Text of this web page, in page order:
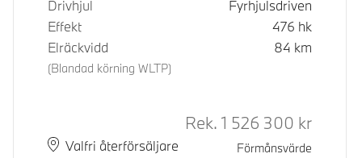
Drivhjul
Fyrhjulsdriven
Effekt
476 hk
Elräckvidd
(Blandad körning WLTP)
84 km
PlatsValfri återförsäljare
Leveranstid
Rek.
Rek. 1 526 300 kr
Förmånsvärde